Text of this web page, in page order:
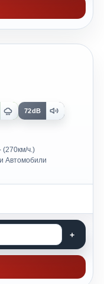
72dB
(270км/ч.)
Автомобили